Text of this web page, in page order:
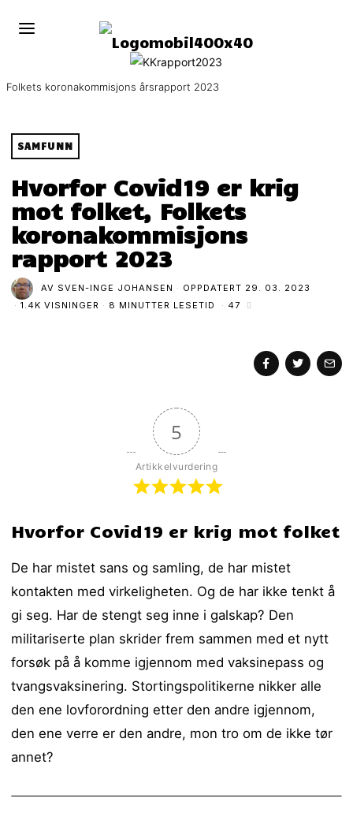
Folkets koronakommisjons årsrapport 2023
SAMFUNN
Hvorfor Covid19 er krig
mot folket, Folkets
koronakommisjons
rapport 2023
AV SVEN-INGE JOHANSEN OPPDATERT 29. 03. 2023
1.4K VISNINGER
8 MINUTTER LESETID 47
5
Artikkelvurdering
Hvorfor Covid19 er krig mot folket
De har mistet sans og samling, de har mistet
kontakten med virkeligheten. Og de har ikke tenkt å
gi seg. Har de stengt seg inne i galskap? Den
militariserte plan skrider frem sammen med et nytt
forsøk på å komme igjennom med vaksinepass og
tvangsvaksinering. Stortingspolitikerne nikker alle
den ene lovforordning etter den andre igjennom,
den ene verre er den andre, mon tro om de ikke tør
annet?